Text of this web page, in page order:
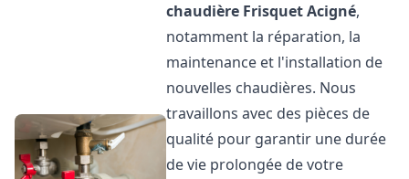
chaudière FrisquetAcigné,
notamment la réparation, la
maintenance et l'installation de
nouvelles chaudières. Nous
travaillons avec des pièces de
qualité pour garantir une durée
de vie prolongée de votre